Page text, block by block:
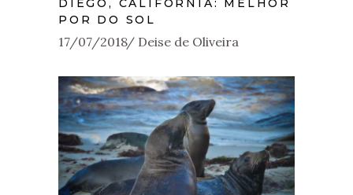
DIEGO, CALIFÓRNIA: MELHOR
POR DO SOL
17/07/2018 Deise de Oliveira